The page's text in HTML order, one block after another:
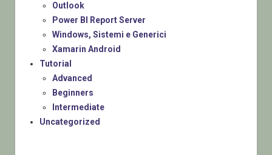
Outlook
Power BI Report Server
Windows, Sistemi e Generici
Xamarin Android
Tutorial
Advanced
Beginners
Intermediate
Uncategorized